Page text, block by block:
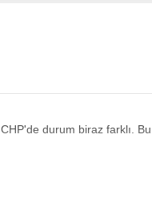
durum biraz farklı.